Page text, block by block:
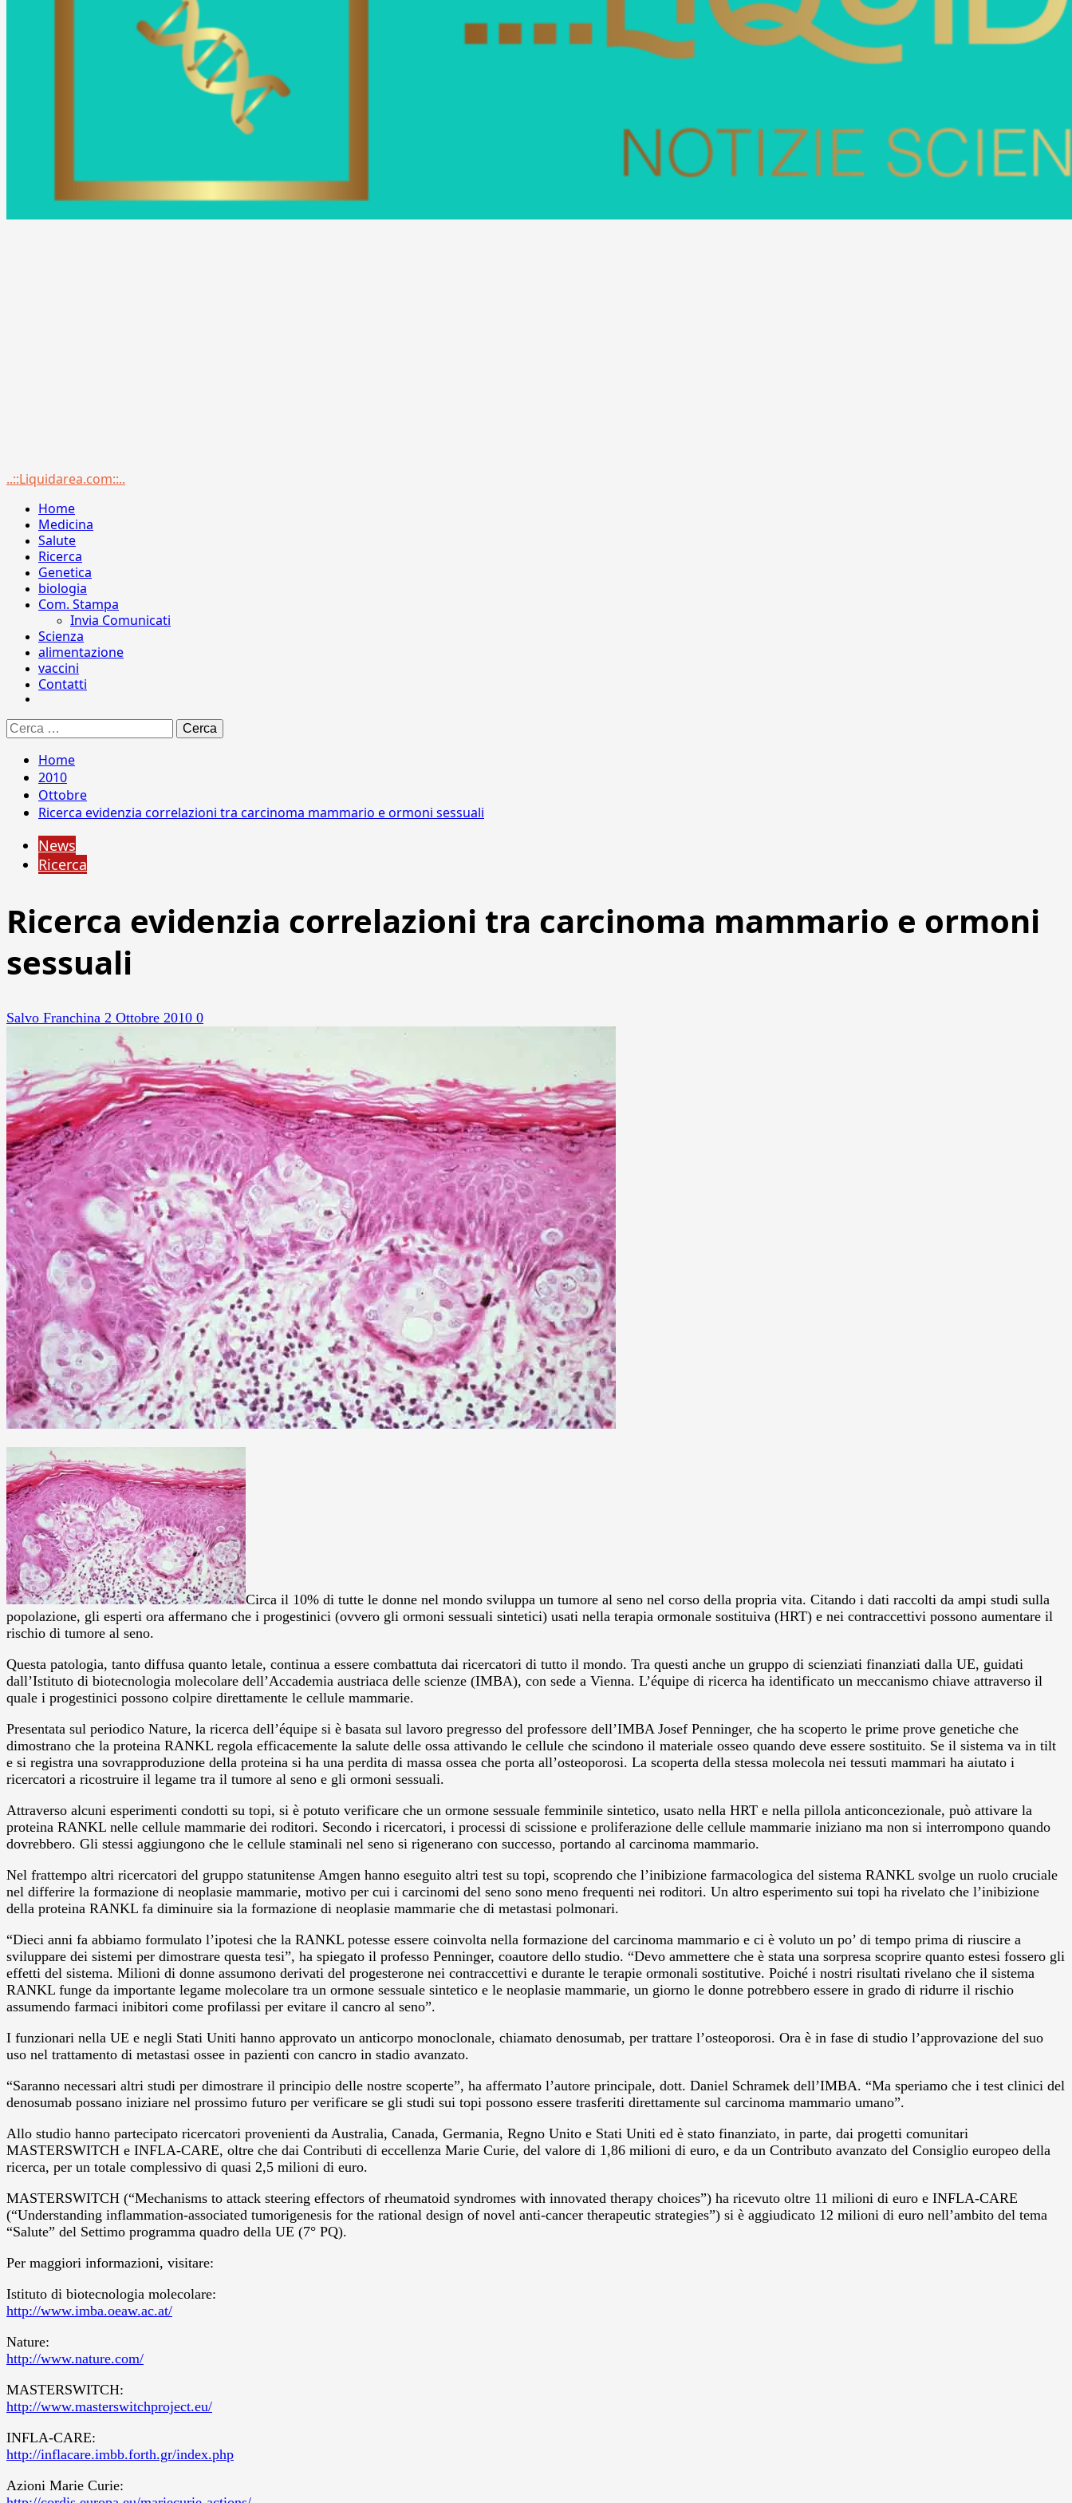
Menu
..::Liquidarea.com::..
Home
Medicina
Salute
Ricerca
Genetica
biologia
Com. Stampa
Invia Comunicati
Scienza
alimentazione
vaccini
Contatti
Ricerca
per:
Home
2010
Ottobre
Ricerca evidenzia correlazioni tra carcinoma mammario e ormoni sessuali
News
Ricerca
Ricerca evidenzia correlazioni tra carcinoma mammario e ormoni
sessuali
Salvo Franchina 2 Ottobre 2010 0
Circa il 10% di tutte le donne nel mondo sviluppa un tumore al seno nel corso della propria vita. Citando i dati raccolti da ampi studi sulla
popolazione, gli esperti ora affermano che i progestinici (ovvero gli ormoni sessuali sintetici) usati nella terapia ormonale sostituiva (HRT) e nei contraccettivi possono aumentare il
rischio di tumore al seno.
Questa patologia, tanto diffusa quanto letale, continua a essere combattuta dai ricercatori di tutto il mondo. Tra questi anche un gruppo di scienziati finanziati dalla UE, guidati
dall’Istituto di biotecnologia molecolare dell’Accademia austriaca delle scienze (IMBA), con sede a Vienna. L’équipe di ricerca ha identificato un meccanismo chiave attraverso il
quale i progestinici possono colpire direttamente le cellule mammarie.
Presentata sul periodico Nature, la ricerca dell’équipe si è basata sul lavoro pregresso del professore dell’IMBA Josef Penninger, che ha scoperto le prime prove genetiche che
dimostrano che la proteina RANKL regola efficacemente la salute delle ossa attivando le cellule che scindono il materiale osseo quando deve essere sostituito. Se il sistema va in tilt
e si registra una sovrapproduzione della proteina si ha una perdita di massa ossea che porta all’osteoporosi. La scoperta della stessa molecola nei tessuti mammari ha aiutato i
ricercatori a ricostruire il legame tra il tumore al seno e gli ormoni sessuali.
Attraverso alcuni esperimenti condotti su topi, si è potuto verificare che un ormone sessuale femminile sintetico, usato nella HRT e nella pillola anticoncezionale, può attivare la
proteina RANKL nelle cellule mammarie dei roditori. Secondo i ricercatori, i processi di scissione e proliferazione delle cellule mammarie iniziano ma non si interrompono quando
dovrebbero. Gli stessi aggiungono che le cellule staminali nel seno si rigenerano con successo, portando al carcinoma mammario.
Nel frattempo altri ricercatori del gruppo statunitense Amgen hanno eseguito altri test su topi, scoprendo che l’inibizione farmacologica del sistema RANKL svolge un ruolo cruciale
nel differire la formazione di neoplasie mammarie, motivo per cui i carcinomi del seno sono meno frequenti nei roditori. Un altro esperimento sui topi ha rivelato che l’inibizione
della proteina RANKL fa diminuire sia la formazione di neoplasie mammarie che di metastasi polmonari.
“Dieci anni fa abbiamo formulato l’ipotesi che la RANKL potesse essere coinvolta nella formazione del carcinoma mammario e ci è voluto un po’ di tempo prima di riuscire a
sviluppare dei sistemi per dimostrare questa tesi”, ha spiegato il professo Penninger, coautore dello studio. “Devo ammettere che è stata una sorpresa scoprire quanto estesi fossero gli
effetti del sistema. Milioni di donne assumono derivati del progesterone nei contraccettivi e durante le terapie ormonali sostitutive. Poiché i nostri risultati rivelano che il sistema
RANKL funge da importante legame molecolare tra un ormone sessuale sintetico e le neoplasie mammarie, un giorno le donne potrebbero essere in grado di ridurre il rischio
assumendo farmaci inibitori come profilassi per evitare il cancro al seno”.
I funzionari nella UE e negli Stati Uniti hanno approvato un anticorpo monoclonale, chiamato denosumab, per trattare l’osteoporosi. Ora è in fase di studio l’approvazione del suo
uso nel trattamento di metastasi ossee in pazienti con cancro in stadio avanzato.
“Saranno necessari altri studi per dimostrare il principio delle nostre scoperte”, ha affermato l’autore principale, dott. Daniel Schramek dell’IMBA. “Ma speriamo che i test clinici del
denosumab possano iniziare nel prossimo futuro per verificare se gli studi sui topi possono essere trasferiti direttamente sul carcinoma mammario umano”.
Allo studio hanno partecipato ricercatori provenienti da Australia, Canada, Germania, Regno Unito e Stati Uniti ed è stato finanziato, in parte, dai progetti comunitari
MASTERSWITCH e INFLA-CARE, oltre che dai Contributi di eccellenza Marie Curie, del valore di 1,86 milioni di euro, e da un Contributo avanzato del Consiglio europeo della
ricerca, per un totale complessivo di quasi 2,5 milioni di euro.
MASTERSWITCH (“Mechanisms to attack steering effectors of rheumatoid syndromes with innovated therapy choices”) ha ricevuto oltre 11 milioni di euro e INFLA-CARE
(“Understanding inflammation-associated tumorigenesis for the rational design of novel anti-cancer therapeutic strategies”) si è aggiudicato 12 milioni di euro nell’ambito del tema
“Salute” del Settimo programma quadro della UE (7° PQ).
Per maggiori informazioni, visitare:
Istituto di biotecnologia molecolare:
http://www.imba.oeaw.ac.at/
Nature:
http://www.nature.com/
MASTERSWITCH:
http://www.masterswitchproject.eu/
INFLA-CARE:
http://inflacare.imbb.forth.gr/index.php
Azioni Marie Curie: